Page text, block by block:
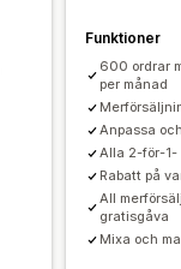
Funktioner
600 ordrar
per månad
Anpassa
Alla 2-för-1-
Rabatt på
All
gratisgåva
Mixa och